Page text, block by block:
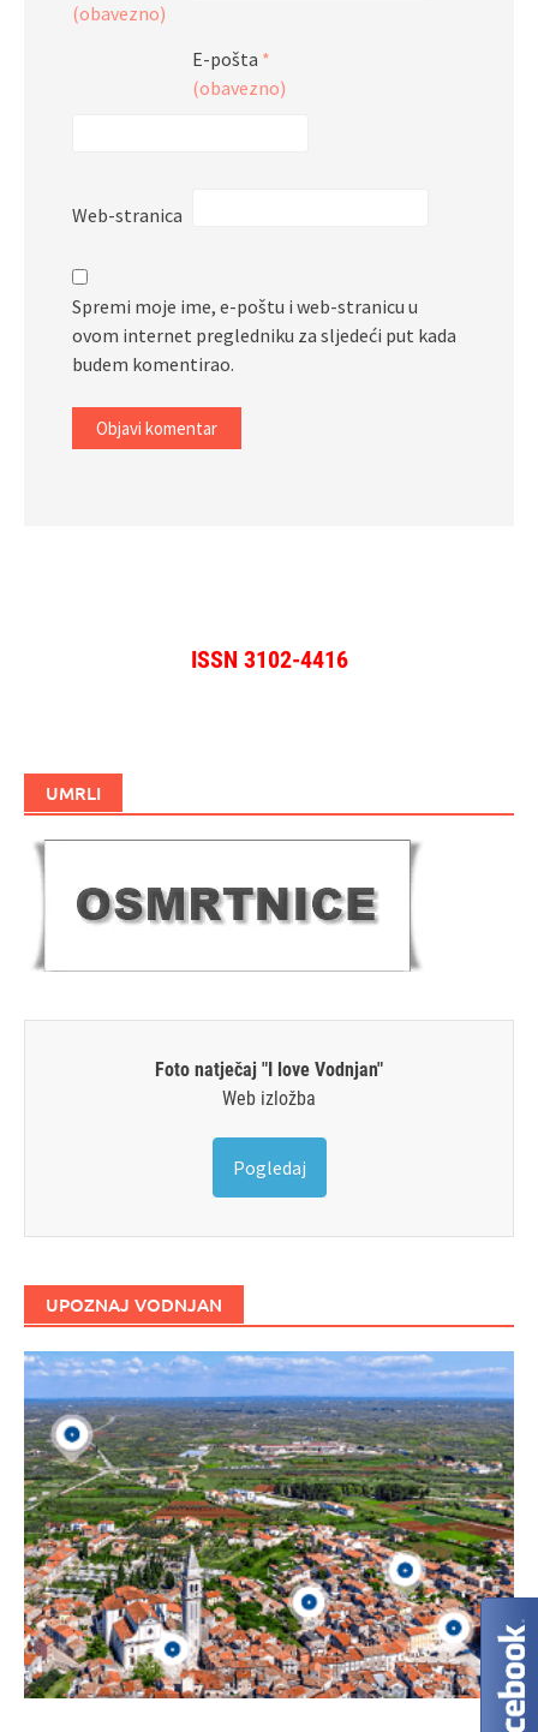
(obavezno)
E-pošta *
(obavezno)
Web-stranica
Spremi moje ime, e-poštu i web-stranicu u
ovom internet pregledniku za sljedeći put kada
budem komentirao.
ISSN 3102-4416
UMRLI
Foto natječaj "I love Vodnjan"
Web izložba
Pogledaj
UPOZNAJ VODNJAN